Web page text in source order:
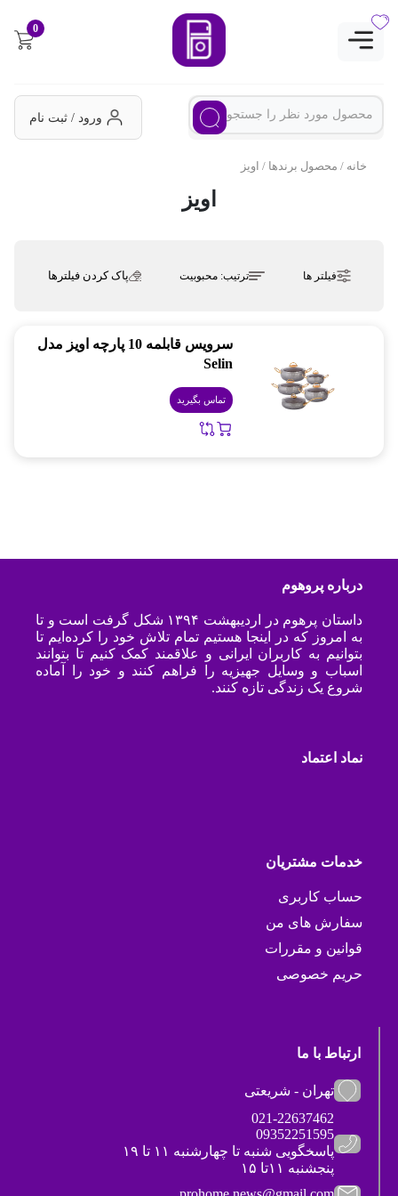
0
ورود / ثبت نام
خانه / محصول برندها / اویز
اویز
فیلتر ها ترتیب:محبوبیت پاک کردن فیلترها
سرویس قابلمه 10 پارچه اویز مدل
Selin
تماس بگیرید
درباره پروهوم
داستان پرهوم در اردیبهشت ۱۳۹۴ شکل گرفت است و تا
به امروز که در اینجا هستیم تمام تلاش خود را کرده‌ایم تا
بتوانیم به کاربران ایرانی و علاقمند کمک کنیم تا بتوانند
اسباب و وسایل جهیزیه را فراهم کنند و خود را آماده
شروع یک زندگی تازه کنند.
نماد اعتماد
خدمات مشتریان
حساب کاربری
سفارش های من
قوانین و مقررات
حریم خصوصی
ارتباط با ما
تهران - شریعتی
021-22637462
09352251595
پاسخگویی شنبه تا چهارشنبه ۱۱ تا ۱۹
پنجشنبه ۱۱تا ۱۵